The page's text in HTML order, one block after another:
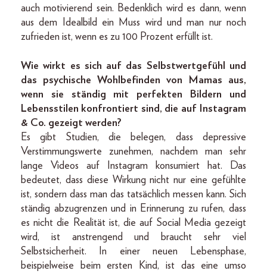
auch motivierend sein. Bedenklich wird es dann, wenn
aus dem Idealbild ein Muss wird und man nur noch
zufrieden ist, wenn es zu 100 Prozent erfüllt ist.
Wie wirkt es sich auf das Selbstwertgefühl und
das psychische Wohlbefinden von Mamas aus,
wenn sie ständig mit perfekten Bildern und
Lebensstilen konfrontiert sind, die auf Instagram
& Co. gezeigt werden?
Es gibt Studien, die belegen, dass depressive
Verstimmungswerte zunehmen, nachdem man sehr
lange Videos auf Instagram konsumiert hat. Das
bedeutet, dass diese Wirkung nicht nur eine gefühlte
ist, sondern dass man das tatsächlich messen kann. Sich
ständig abzugrenzen und in Erinnerung zu rufen, dass
es nicht die Realität ist, die auf Social Media gezeigt
wird, ist anstrengend und braucht sehr viel
Selbstsicherheit. In einer neuen Lebensphase,
beispielweise beim ersten Kind, ist das eine umso